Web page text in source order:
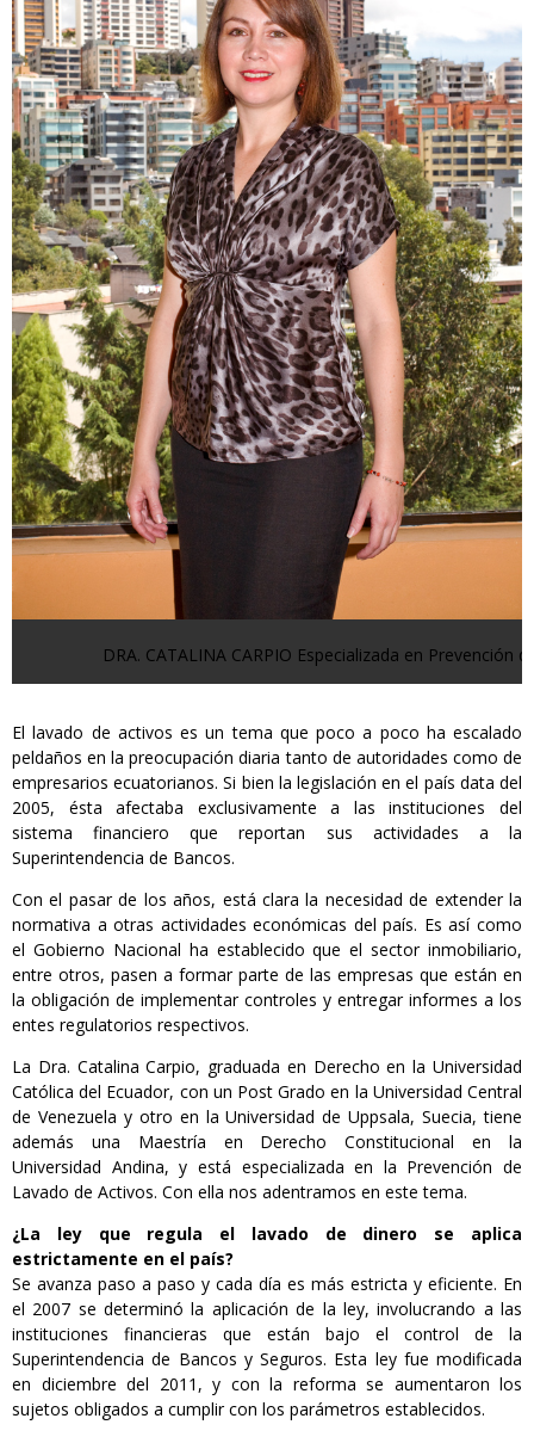
DRA. CATALINA CARPIO Especializada en Prevención
El lavado de activos es un tema que poco a poco ha escalado
peldaños en la preocupación diaria tanto de autoridades como de
empresarios ecuatorianos. Si bien la legislación en el país data del
2005, ésta afectaba exclusivamente a las instituciones del
sistema financiero que reportan sus actividades a la
Superintendencia de Bancos.
Con el pasar de los años, está clara la necesidad de extender la
normativa a otras actividades económicas del país. Es así como
el Gobierno Nacional ha establecido que el sector inmobiliario,
entre otros, pasen a formar parte de las empresas que están en
la obligación de implementar controles y entregar informes a los
entes regulatorios respectivos.
La Dra. Catalina Carpio, graduada en Derecho en la Universidad
Católica del Ecuador, con un Post Grado en la Universidad Central
de Venezuela y otro en la Universidad de Uppsala, Suecia, tiene
además una Maestría en Derecho Constitucional en la
Universidad Andina, y está especializada en la Prevención de
Lavado de Activos. Con ella nos adentramos en este tema.
¿La ley que regula el lavado de dinero se aplica
estrictamente en el país?
Se avanza paso a paso y cada día es más estricta y eficiente. En
el 2007 se determinó la aplicación de la ley, involucrando a las
instituciones financieras que están bajo el control de la
Superintendencia de Bancos y Seguros. Esta ley fue modificada
en diciembre del 2011, y con la reforma se aumentaron los
sujetos obligados a cumplir con los parámetros establecidos.